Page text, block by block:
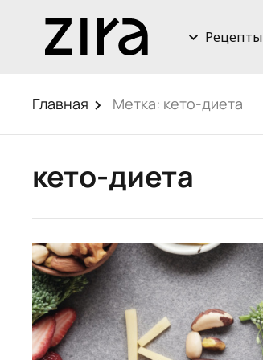
Рецепты
Главная Метка: кето-диета
кето-диета